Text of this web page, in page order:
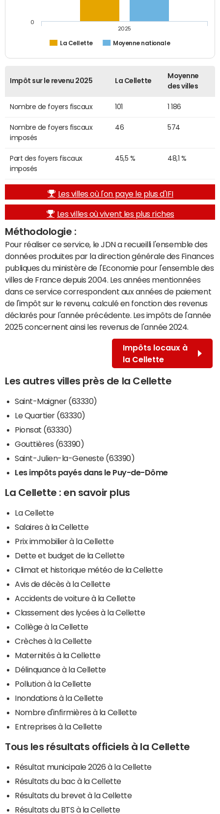
La Cellette Moyenne nationale
2025
0
Impôt sur le revenu 2025 La Cellette
Moyenne
des villes
Nombre de foyers fiscaux 101 1 186
Nombre de foyers fiscaux
imposés
46 574
Part des foyers fiscaux
imposés
45,5 % 48,1 %
Les villes où l'on paye le plus d'IFI
Les villes où vivent les plus riches
Méthodologie :
Pour réaliser ce service, le JDN a recueilli l'ensemble des
données produites par la direction générale des Finances
publiques du ministère de l'Economie pour l'ensemble des
villes de France depuis 2004. Les années mentionnées
dans ce service correspondent aux années de paiement
de l'impôt sur le revenu, calculé en fonction des revenus
déclarés pour l'année précédente. Les impôts de l'année
2025 concernent ainsi les revenus de l'année 2024.
Impôts locaux à
la Cellette
Les autres villes près de la Cellette
Saint-Maigner (63330)
Le Quartier (63330)
Pionsat (63330)
Gouttières (63390)
Saint-Julien-la-Geneste (63390)
Les impôts payés dans le Puy-de-Dôme
La Cellette : en savoir plus
La Cellette
Salaires à la Cellette
Prix immobilier à la Cellette
Dette et budget de la Cellette
Climat et historique météo de la Cellette
Avis de décès à la Cellette
Accidents de voiture à la Cellette
Classement des lycées à la Cellette
Collège à la Cellette
Crèches à la Cellette
Maternités à la Cellette
Délinquance à la Cellette
Pollution à la Cellette
Inondations à la Cellette
Nombre d'infirmières à la Cellette
Entreprises à la Cellette
Tous les résultats officiels à la Cellette
Résultat municipale 2026 à la Cellette
Résultats du bac à la Cellette
Résultats du brevet à la Cellette
Résultats du BTS à la Cellette